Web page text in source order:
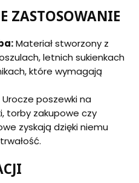
ZASTOSOWANIE
Materiał stworzony z
letnich sukienkach
które wymagają
Urocze poszewki na
torby zakupowe czy
zyskają dzięki niemu